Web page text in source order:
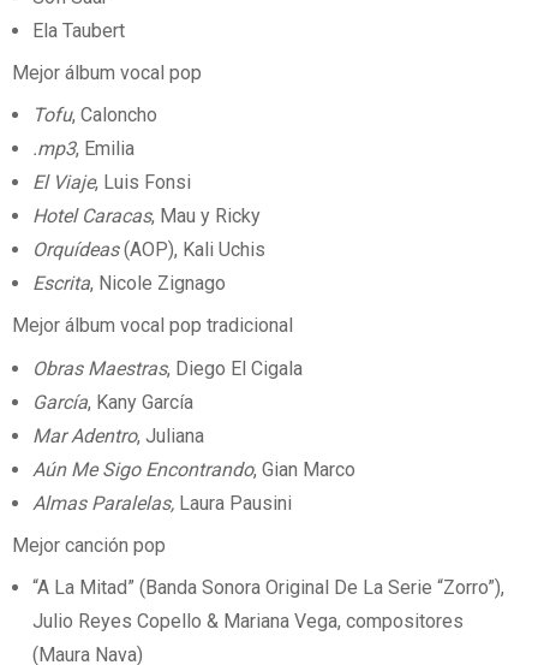
Ela Taubert
Mejor álbum vocal pop
Tofu, Caloncho
.mp3, Emilia
El Viaje, Luis Fonsi
Hotel Caracas, Mau y Ricky
Orquídeas(AOP), Kali Uchis
Escrita, Nicole Zignago
Mejor álbum vocal pop tradicional
Obras Maestras, Diego El Cigala
García, Kany García
Mar Adentro, Juliana
Aún Me Sigo Encontrando, Gian Marco
Almas Paralelas, Laura Pausini
Mejor canción pop
“A La Mitad” (Banda Sonora Original De La Serie “Zorro”),
Julio Reyes Copello & Mariana Vega, compositores
(Maura Nava)